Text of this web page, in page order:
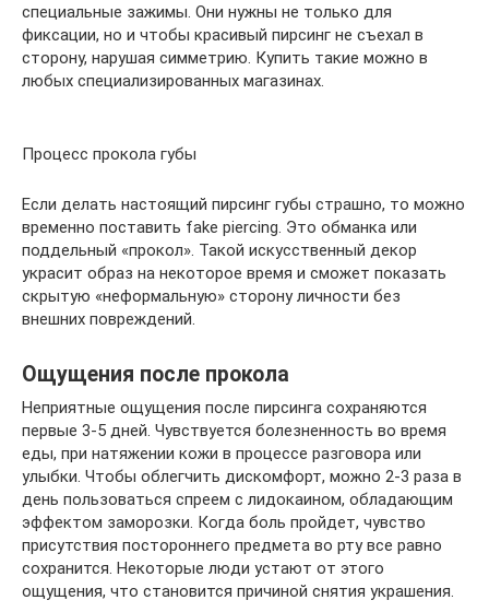
специальные зажимы. Они нужны не только для
фиксации, но и чтобы красивый пирсинг не съехал в
сторону, нарушая симметрию. Купить такие можно в
любых специализированных магазинах.
Процесс прокола губы
Если делать настоящий пирсинг губы страшно, то можно
временно поставить fake piercing. Это обманка или
поддельный «прокол». Такой искусственный декор
украсит образ на некоторое время и сможет показать
скрытую «неформальную» сторону личности без
внешних повреждений.
Ощущения после прокола
Неприятные ощущения после пирсинга сохраняются
первые 3-5 дней. Чувствуется болезненность во время
еды, при натяжении кожи в процессе разговора или
улыбки. Чтобы облегчить дискомфорт, можно 2-3 раза в
день пользоваться спреем с лидокаином, обладающим
эффектом заморозки. Когда боль пройдет, чувство
присутствия постороннего предмета во рту все равно
сохранится. Некоторые люди устают от этого
ощущения, что становится причиной снятия украшения.